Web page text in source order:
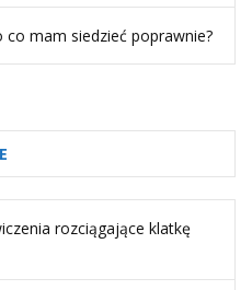
co mam siedzieć poprawnie?
rozciągające klatkę